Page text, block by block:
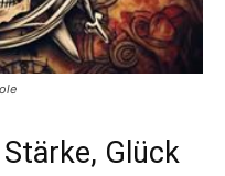
Glück